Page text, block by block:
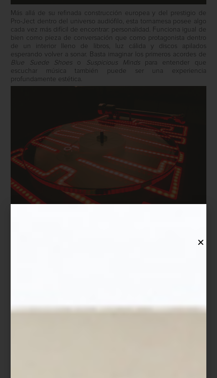
Más allá de su refinada construcción europea y del prestigio de
Pro-Ject dentro del universo audiófilo, esta tornamesa posee algo
cada vez más difícil de encontrar: personalidad. Funciona igual de
bien como pieza de conversación que como protagonista dentro
de un interior lleno de libros, luz cálida y discos apilados
esperando volver a sonar. Basta imaginar los primeros acordes de
Blue Suede Shoeso Suspicious Mindspara entender que
escuchar música también puede ser una experiencia
profundamente estética.